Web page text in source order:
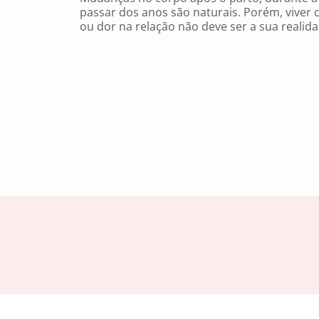
passar dos anos são naturais. Porém, viver
ou dor na relação não deve ser a sua